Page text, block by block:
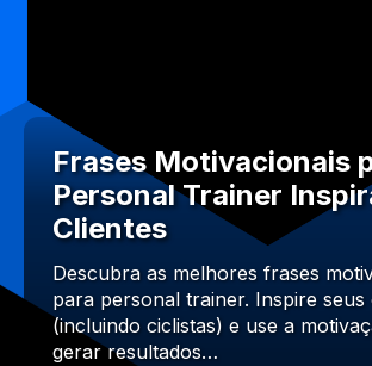
Frases Motivacionais
Personal Trainer
Clientes
Descubra as melhores frases
para personal trainer. Inspire seus
(incluindo ciclistas) e use a
gerar resultados…